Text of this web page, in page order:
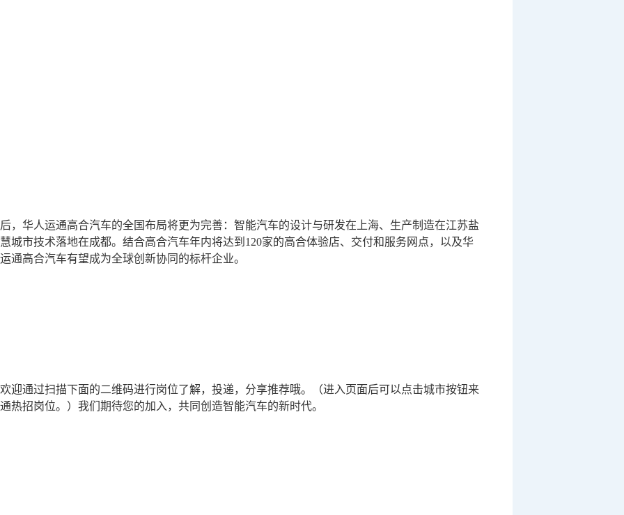
，华人运通高合汽车的全国布局将更为完善：智能汽车的设计与研发在上海、生产制造在江苏盐
城市技术落地在成都。结合高合汽车年内将达到120家的高合体验店、交付和服务网点，以及华
通高合汽车有望成为全球创新协同的标杆企业。
迎通过扫描下面的二维码进行岗位了解，投递，分享推荐哦。（进入页面后可以点击城市按钮来
热招岗位。）我们期待您的加入，共同创造智能汽车的新时代。